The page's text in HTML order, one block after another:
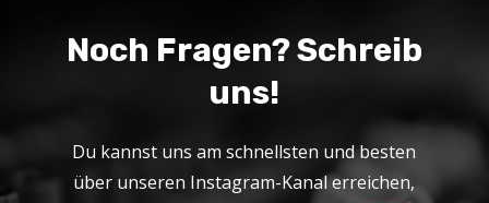
Noch Fragen? Schreib
uns!
Du kannst uns am schnellsten und besten
über unseren Instagram-Kanal erreichen,